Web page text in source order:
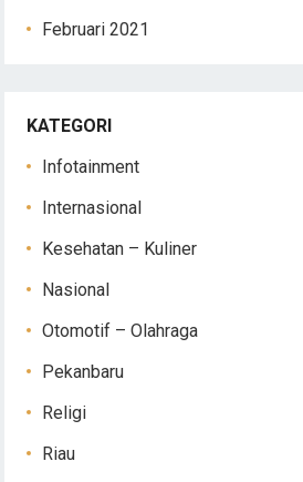
Februari 2021
KATEGORI
Infotainment
Internasional
Kesehatan – Kuliner
Nasional
Otomotif – Olahraga
Pekanbaru
Religi
Riau